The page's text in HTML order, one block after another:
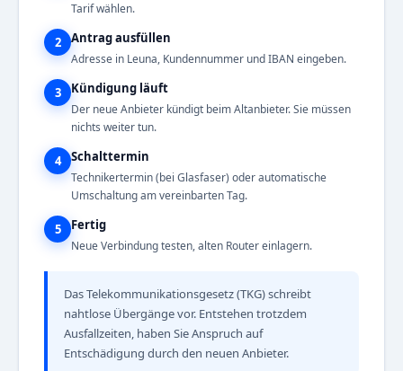
Tarif wählen.
2 Antrag ausfüllen
Adresse in Leuna, Kundennummer und IBAN eingeben.
3 Kündigung läuft
Der neue Anbieter kündigt beim Altanbieter. Sie müssen
nichts weiter tun.
4 Schalttermin
Technikertermin (bei Glasfaser) oder automatische
Umschaltung am vereinbarten Tag.
5 Fertig
Neue Verbindung testen, alten Router einlagern.
Das Telekommunikationsgesetz (TKG) schreibt
nahtlose Übergänge vor. Entstehen trotzdem
Ausfallzeiten, haben Sie Anspruch auf
Entschädigung durch den neuen Anbieter.